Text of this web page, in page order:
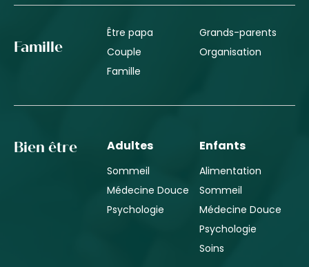
Famille
Être papa
Couple
Famille
Grands-parents
Organisation
Bien être Adultes
Sommeil
Médecine Douce
Psychologie
Enfants
Alimentation
Sommeil
Médecine Douce
Psychologie
Soins